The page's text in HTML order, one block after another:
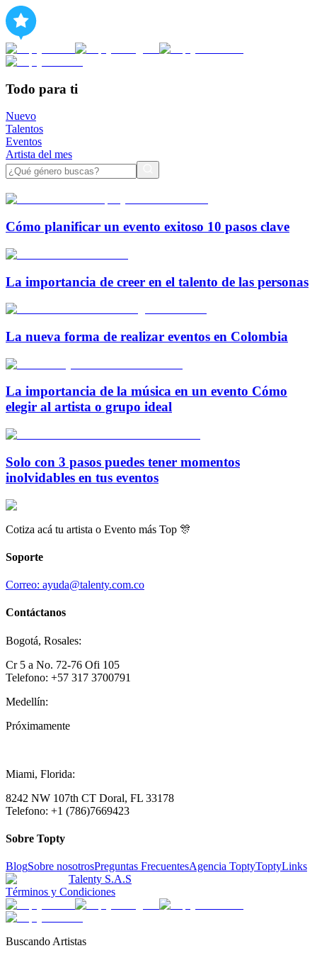
Todo para ti
Nuevo
Talentos
Eventos
Artista del mes
Cómo planificar un evento exitoso 10 pasos clave
La importancia de creer en el talento de las personas
La nueva forma de realizar eventos en Colombia
La importancia de la música en un evento Cómo
elegir al artista o grupo ideal
Solo con 3 pasos puedes tener momentos
inolvidables en tus eventos
Cotiza acá tu artista o Evento más Top 🎊
Soporte
Correo: ayuda@talenty.com.co
Contáctanos
Bogotá, Rosales:
Cr 5 a No. 72-76 Ofi 105
Telefono: +57 317 3700791
Medellín:
Próximamente
Miami, Florida:
8242 NW 107th CT Doral, FL 33178
Telefono: +1 (786)7669423
Sobre Topty
BlogSobre nosotrosPreguntas FrecuentesAgencia ToptyToptyLinks
Talenty S.A.S
Términos y Condiciones
Buscando Artistas